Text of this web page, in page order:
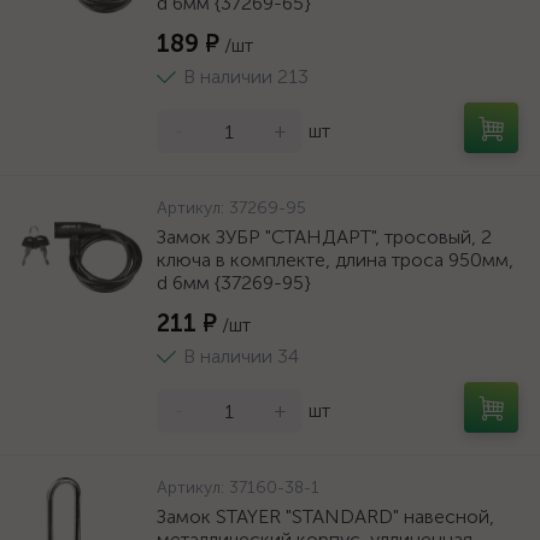
189 ₽ /шт
В наличии 213
+ шт
Артикул: 37269-95
Замок ЗУБР "СТАНДАРТ", тросовый, 2
ключа в комплекте, длина троса 950мм,
d 6мм {37269-95}
211 ₽ /шт
В наличии 34
+ шт
Артикул: 37160-38-1
Замок STAYER "STANDARD" навесной,